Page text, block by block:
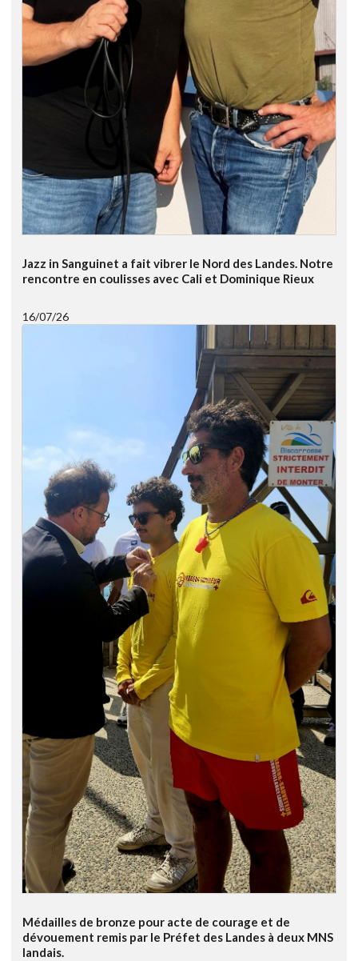
Jazz in Sanguinet a fait vibrer le Nord des Landes. Notre
rencontre en coulisses avec Cali et Dominique Rieux
16/07/26
Médailles de bronze pour acte de courage et de
dévouement remis par le Préfet des Landes à deux MNS
landais.